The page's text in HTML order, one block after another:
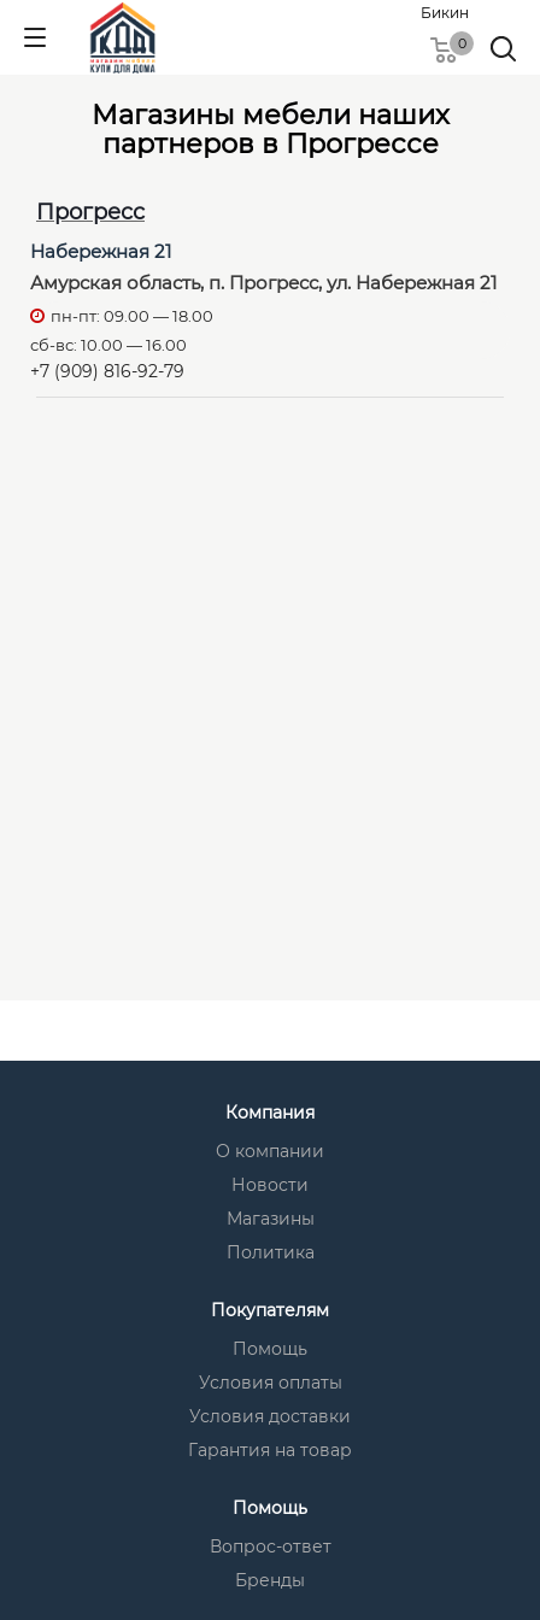
Бикин
0
Магазины мебели наших
партнеров в Прогрессе
Прогресс
Набережная 21
Амурская область, п. Прогресс, ул. Набережная 21
пн-пт: 09.00 — 18.00
сб-вс: 10.00 — 16.00
+7 (909) 816-92-79
Компания
О компании
Новости
Магазины
Политика
Покупателям
Помощь
Условия оплаты
Условия доставки
Гарантия на товар
Помощь
Вопрос-ответ
Бренды